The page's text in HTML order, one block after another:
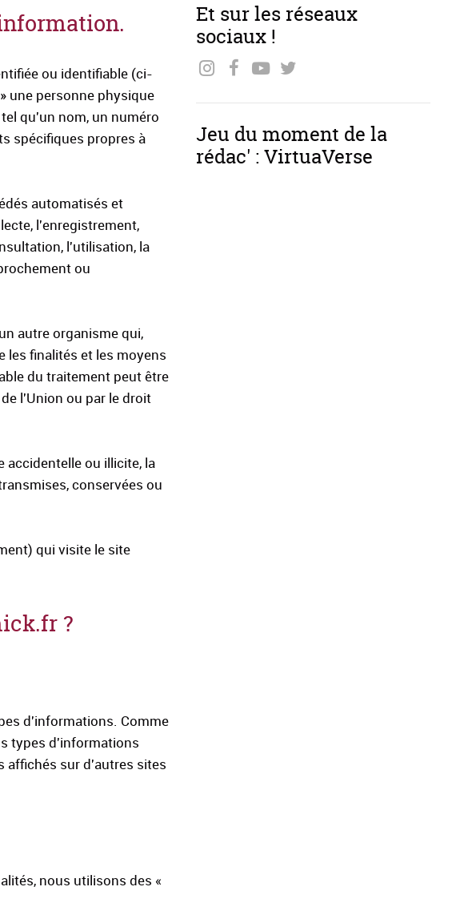
ou identifiable (ci-
une personne physique
qu'un nom, un numéro
spécifiques propres à
automatisés et
l'enregistrement,
l'utilisation, la
ou
autre organisme qui,
les finalités et les moyens
du traitement peut être
l'Union ou par le droit
accidentelle ou illicite, la
conservées ou
qui visite le site
?
d'informations. Comme
types d'informations
affichés sur d'autres sites
nous utilisons des «
Et sur les réseaux
sociaux !
Jeu du moment de la
rédac' : VirtuaVerse